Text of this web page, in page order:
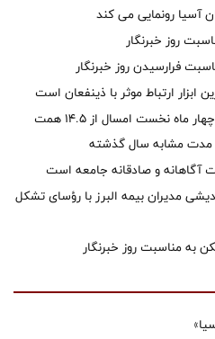
آسیا رونمایی می کند
روز خبرنگار
فرارسیدن روز خبرنگار
ابزار ارتباط موثر با ذینفعان است
حق بیمه تولیدی بیمه ملت در چهار ماه نخست امسال از 14.5 همت
آگاهانه و صادقانه جامعه است
مدیران بیمه البرز با رؤسای تشکل
به مناسبت روز خبرنگار